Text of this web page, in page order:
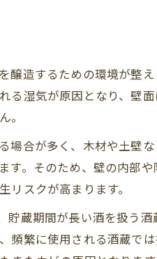
造するための環境が整え
る湿気が原因となり、壁
。
場合が多く、木材や土壁
す。そのため、壁の内部
スクが高まります。
蔵期間が長い酒を扱う酒
頻繁に使用される酒蔵で